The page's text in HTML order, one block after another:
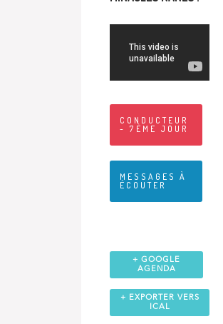
CONDUCTEUR
- 7ÈME JOUR
MESSAGES À
ÉCOUTER
+ GOOGLE
AGENDA
+ EXPORTER VERS
ICAL